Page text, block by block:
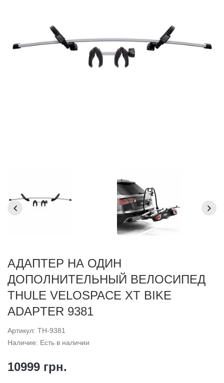
АДАПТЕР НА ОДИН
ДОПОЛНИТЕЛЬНЫЙ ВЕЛОСИПЕД
THULE VELOSPACE XT BIKE
ADAPTER 9381
Артикул: TH-9381
Наличие: Есть в наличии
10999 грн.